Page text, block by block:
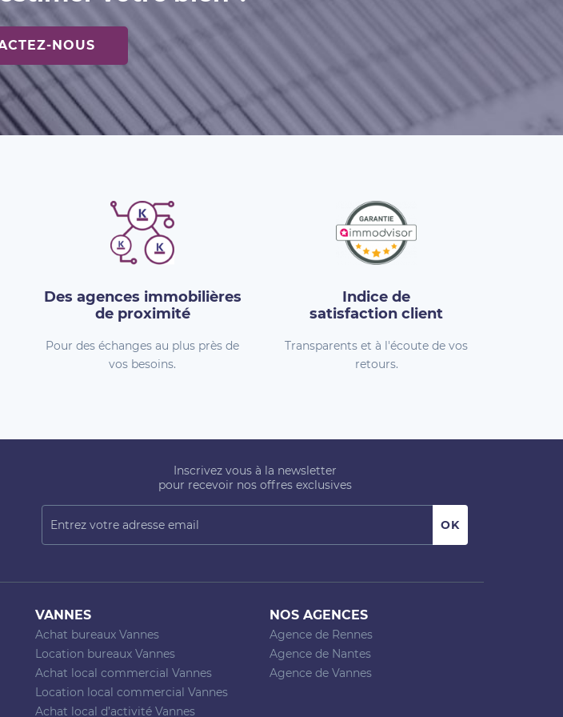
NOUS
Des agences immobilières
de proximité
Pour des échanges au plus près de
vos besoins.
Indice de
satisfaction client
Transparents et à l'écoute de vos
retours.
Inscrivez vous à la newsletter
pour recevoir nos offres exclusives
VANNES
Achat bureaux Vannes
Location bureaux Vannes
Achat local commercial Vannes
Location local commercial Vannes
Achat local d’activité Vannes
NOS AGENCES
Agence de Rennes
Agence de Nantes
Agence de Vannes